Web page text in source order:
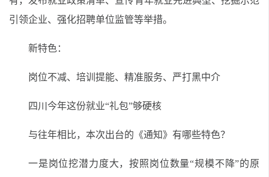
引领企业、强化招聘单位监管等举措。
新特色：
岗位不减、培训提能、精准服务、严打黑中介
四川今年这份就业“礼包”够硬核
与往年相比，本次出台的《通知》有哪些特色？
一是岗位挖潜力度大，按照岗位数量“规模不降”的原